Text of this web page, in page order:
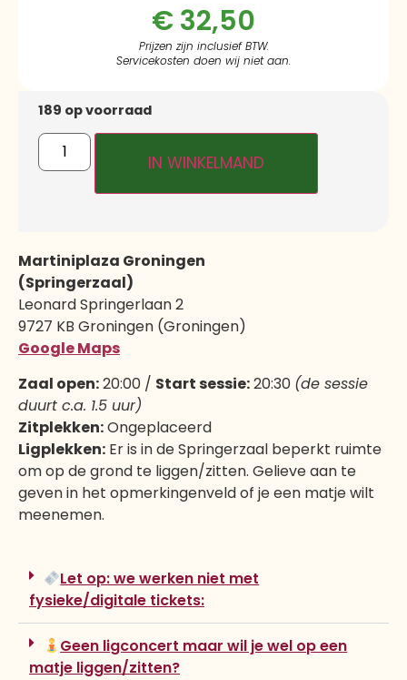
€32,50
Prijzen zijn inclusief BTW.
Servicekosten doen wij niet aan.
189 op voorraad
IN WINKELMAND
Martiniplaza Groningen
(Springerzaal)
Leonard Springerlaan 2
9727 KB Groningen (Groningen)
Google Maps
Zaal open:20:00 / Start sessie:20:30 (de sessie
duurt c.a. 1.5 uur)
Zitplekken:Ongeplaceerd
Ligplekken: Er is in de Springerzaal beperkt ruimte
om op de grond te liggen/zitten. Gelieve aan te
geven in het opmerkingenveld of je een matje wilt
meenemen.
Let op: we werken niet met
fysieke/digitale tickets:
Geen ligconcert maar wil je wel op een
matje liggen/zitten?